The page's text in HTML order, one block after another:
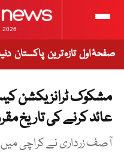
2026
صفحۂ اول تازہ ترین پاکستان
مشکوک ٹرانزیکشن
عائد کرنے کی تاریخ
آصف زرداری نے کراچی میں